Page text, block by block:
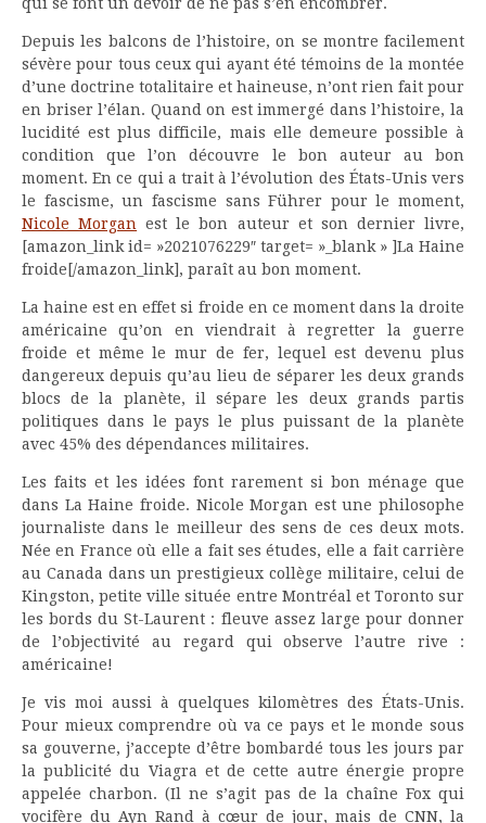
Depuis les balcons de l’histoire, on se montre facilement
sévère pour tous ceux qui ayant été témoins de la montée
d’une doctrine totalitaire et haineuse, n’ont rien fait pour
en briser l’élan. Quand on est immergé dans l’histoire, la
lucidité est plus difficile, mais elle demeure possible à
condition que l’on découvre le bon auteur au bon
moment. En ce qui a trait à l’évolution des États-Unis vers
le fascisme, un fascisme sans Führer pour le moment,
Nicole Morgan est le bon auteur et son dernier livre,
[amazon_link id= »2021076229″ target= »_blank » ]La Haine
froide[/amazon_link], paraît au bon moment.
La haine est en effet si froide en ce moment dans la droite
américaine qu’on en viendrait à regretter la guerre
froide et même le mur de fer, lequel est devenu plus
dangereux depuis qu’au lieu de séparer les deux grands
blocs de la planète, il sépare les deux grands partis
politiques dans le pays le plus puissant de la planète
avec 45% des dépendances militaires.
Les faits et les idées font rarement si bon ménage que
dans La Haine froide. Nicole Morgan est une philosophe
journaliste dans le meilleur des sens de ces deux mots.
Née en France où elle a fait ses études, elle a fait carrière
au Canada dans un prestigieux collège militaire, celui de
Kingston, petite ville située entre Montréal et Toronto sur
les bords du St-Laurent : fleuve assez large pour donner
de l’objectivité au regard qui observe l’autre rive :
américaine!
Je vis moi aussi à quelques kilomètres des États-Unis.
Pour mieux comprendre où va ce pays et le monde sous
sa gouverne, j’accepte d’être bombardé tous les jours par
la publicité du Viagra et de cette autre énergie propre
appelée charbon. (Il ne s’agit pas de la chaîne Fox qui
vocifère du Ayn Rand à cœur de jour, mais de CNN, la